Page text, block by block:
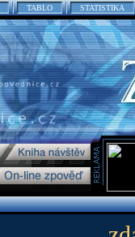
TABLO STATISTIKA